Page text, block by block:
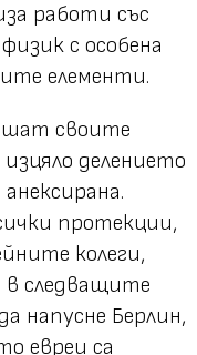
работи със
с особена
елементи.
своите
делението
протекции,
колеги,
следващите
напусне Берлин,
евреи са